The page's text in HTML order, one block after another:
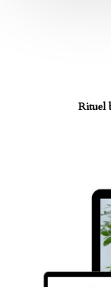
Rituel